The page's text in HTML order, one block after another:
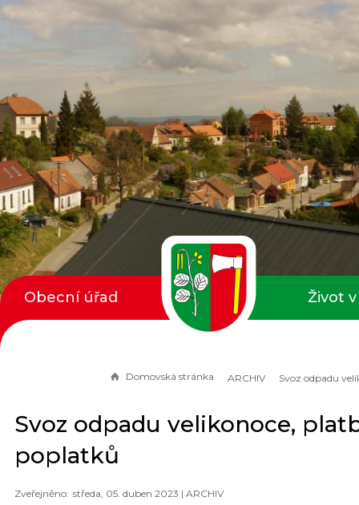
Domovská stránka ARCHIV
Svoz odpadu velikonoce,
poplatků
středa, 05. duben 2023 | ARCHIV
Obecní úřad Život